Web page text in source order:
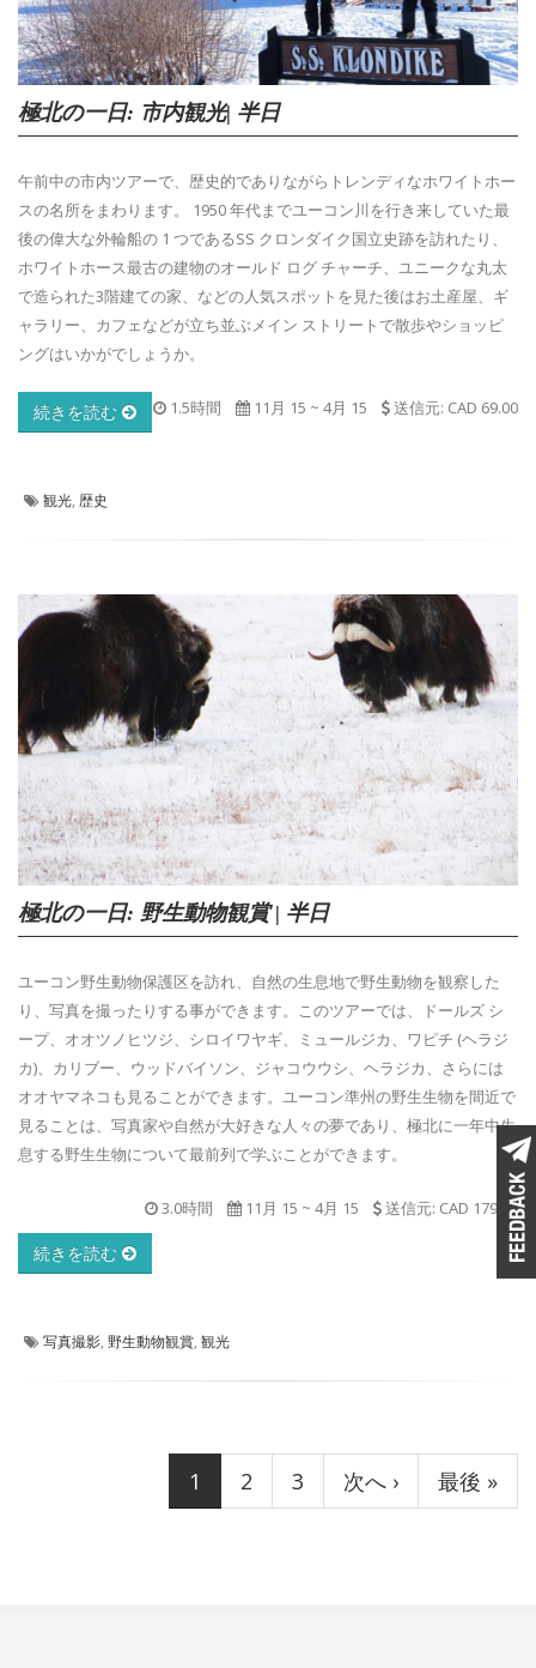
極北の一日: 市内観光| 半日
午前中の市内ツアーで、歴史的でありながらトレンディなホワイトホー
スの名所をまわります。 1950 年代までユーコン川を行き来していた最
後の偉大な外輪船の 1 つであるSS クロンダイク国立史跡を訪れたり、
ホワイトホース最古の建物のオールド ログ チャーチ、ユニークな丸太
で造られた3階建ての家、などの人気スポットを見た後はお土産屋、ギ
ャラリー、カフェなどが立ち並ぶメイン ストリートで散歩やショッピ
ングはいかがでしょうか。
1.5時間 11月 15 ~ 4月 15 送信元: CAD 69.00
続きを読む
観光 歴史
極北の一日: 野生動物観賞 | 半日
ユーコン野生動物保護区を訪れ、自然の生息地で野生動物を観察した
り、写真を撮ったりする事ができます。このツアーでは、ドールズ シ
ープ、オオツノヒツジ、シロイワヤギ、ミュールジカ、ワピチ (ヘラジ
カ)、カリブー、ウッドバイソン、ジャコウウシ、ヘラジカ、さらには
オオヤマネコも見ることができます。ユーコン準州の野生生物を間近で
見ることは、写真家や自然が大好きな人々の夢であり、極北に一年中生
息する野生生物について最前列で学ぶことができます。
3.0時間 11月 15 ~ 4月 15 送信元: CAD 179.00
続きを読む
写真撮影, 野生動物観賞, 観光
1 2 3 次へ › 最後 »